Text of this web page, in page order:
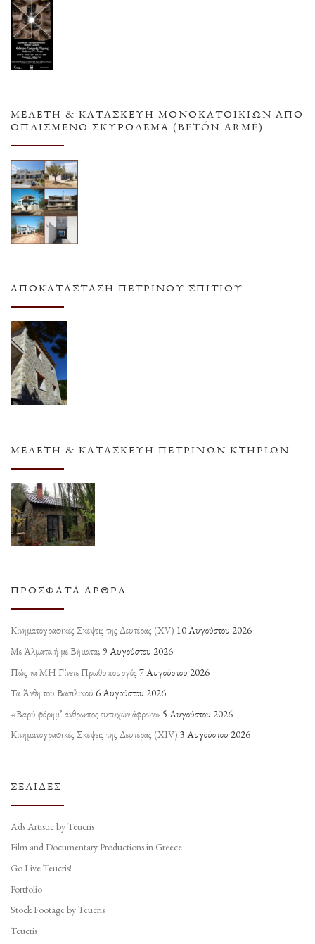
ΜΕΛΕΤΗ & ΚΑΤΑΣΚΕΥΗ ΜΟΝΟΚΑΤΟΙΚΙΩΝ ΑΠΟ
ΟΠΛΙΣΜΕΝΟ ΣΚΥΡΟΔΕΜΑ (BETÓN ARMÉ)
ΑΠΟΚΑΤΆΣΤΑΣΗ ΠΈΤΡΙΝΟΥ ΣΠΙΤΙΟΎ
ΜΕΛΈΤΗ & ΚΑΤΑΣΚΕΥΉ ΠΈΤΡΙΝΩΝ ΚΤΗΡΊΩΝ
ΠΡΌΣΦΑΤΑ ΆΡΘΡΑ
Κινηματογραφικές Σκέψεις της Δευτέρας (ΧV) 10 Αυγούστου 2026
Με Άλματα ή με Βήματα; 9 Αυγούστου 2026
Πώς να ΜΗ Γίνετε Πρωθυπουργός 7 Αυγούστου 2026
Τα Άνθη του Βασιλικού 6 Αυγούστου 2026
«Βαρύ φόρημ’ άνθρωπος ευτυχών άφρων» 5 Αυγούστου 2026
Κινηματογραφικές Σκέψεις της Δευτέρας (ΧΙV) 3 Αυγούστου 2026
ΣΕΛΊΔΕΣ
Ads Artistic by Teucris
Film and Documentary Productions in Greece
Go Live Teucris!
Portfolio
Stock Footage by Teucris
Teucris